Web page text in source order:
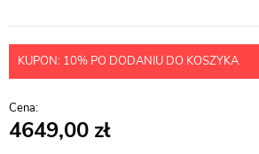
KUPON: 10% PO DODANIU DO KOSZYKA
4649,00